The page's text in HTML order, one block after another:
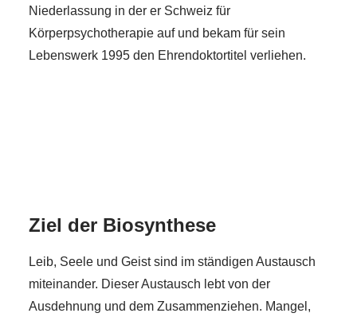
Niederlassung in der er Schweiz für
Körperpsychotherapie auf und bekam für sein
Lebenswerk 1995 den Ehrendoktortitel verliehen.
Ziel der Biosynthese
Leib, Seele und Geist sind im ständigen Austausch
miteinander. Dieser Austausch lebt von der
Ausdehnung und dem Zusammenziehen. Mangel,